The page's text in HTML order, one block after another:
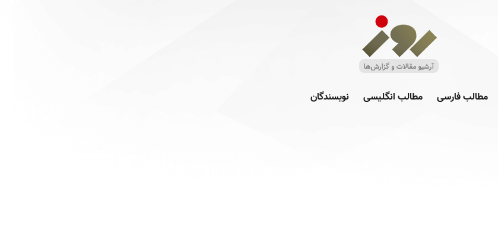
مطالب فارسی مطالب انگلیسی نویسندگان